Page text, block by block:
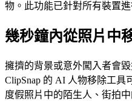
物。此功能已針對所有裝置進
幾秒鐘內從照片中
擁擠的背景或意外闖入者會
ClipSnap 的 AI 人物移除工具
度假照片中的陌生人、街拍